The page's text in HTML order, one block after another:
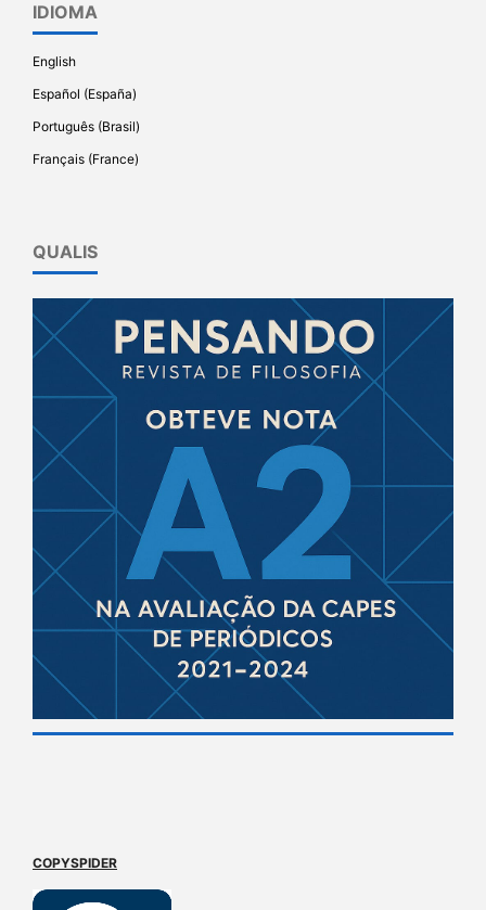
IDIOMA
English
Español (España)
Português (Brasil)
Français (France)
QUALIS
COPYSPIDER